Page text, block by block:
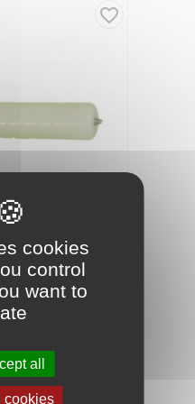
INJECTEUR ST
favorite_border
cookies
control
want to
all
cookies